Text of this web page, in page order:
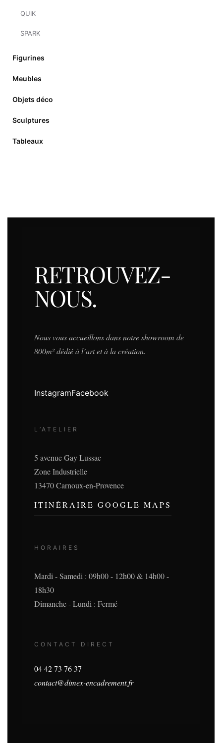
QUIK
SPARK
Figurines
Meubles
Objets déco
Sculptures
Tableaux
RETROUVEZ-
NOUS.
Nous vous accueillons dans notre showroom de
800m² dédié à l’art et à la création.
InstagramFacebook
L’ATELIER
5 avenue Gay Lussac
Zone Industrielle
13470 Carnoux-en-Provence
ITINÉRAIRE GOOGLE MAPS
HORAIRES
Mardi - Samedi : 09h00 - 12h00 & 14h00 -
18h30
Dimanche - Lundi : Fermé
CONTACT DIRECT
04 42 73 76 37
contact@dimex-encadrement.fr